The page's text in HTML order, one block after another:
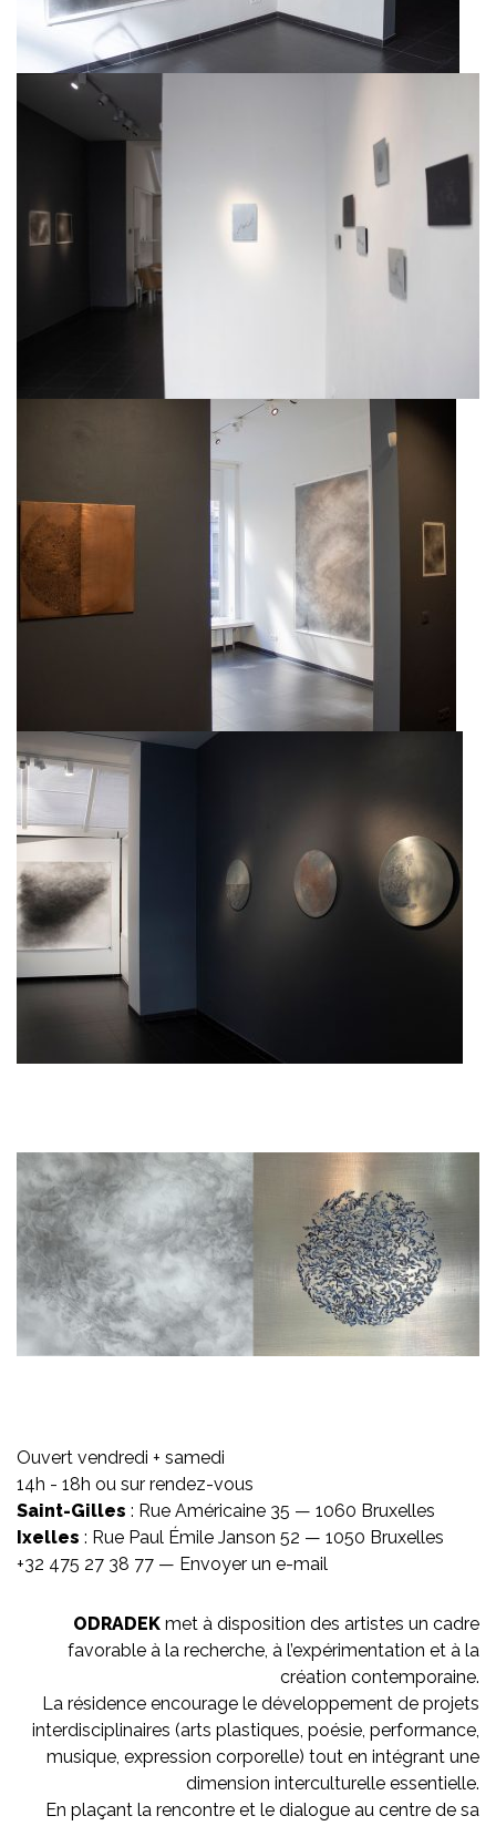
Ouvert vendredi + samedi
14h - 18h ou sur rendez-vous
Saint-Gilles : Rue Américaine 35 — 1060 Bruxelles
Ixelles : Rue Paul Émile Janson 52 — 1050 Bruxelles
+32 475 27 38 77 — Envoyer un e-mail
ODRADEK met à disposition des artistes un cadre
favorable à la recherche, à l’expérimentation et à la
création contemporaine.
La résidence encourage le développement de projets
interdisciplinaires (arts plastiques, poésie, performance,
musique, expression corporelle) tout en intégrant une
dimension interculturelle essentielle.
En plaçant la rencontre et le dialogue au centre de sa